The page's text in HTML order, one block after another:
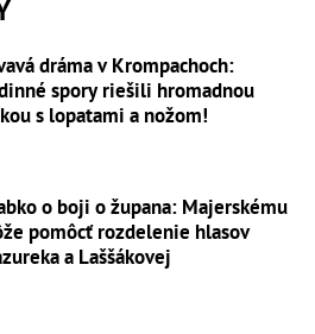
dráma v Krompachoch:
spory riešili hromadnou
s lopatami a nožom!
o boji o župana: Majerskému
pomôcť rozdelenie hlasov
a Laššákovej